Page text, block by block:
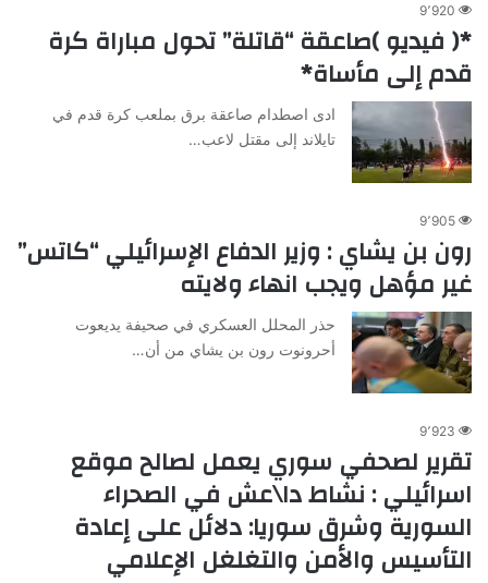
9٬920
*( فيديو )صاعقة “قاتلة” تحول مباراة كرة
قدم إلى مأساة*
ادى اصطدام صاعقة برق بملعب كرة قدم في
تايلاند إلى مقتل لاعب…
9٬905
رون بن يشاي : وزير الدفاع الإسرائيلي “كاتس”
غير مؤهل ويجب انهاء ولايته
حذر المحلل العسكري في صحيفة يديعوت
أحرونوت رون بن يشاي من أن…
9٬923
تقرير لصحفي سوري يعمل لصالح موقع
اسرائيلي : نشاط دا\عش في الصحراء
السورية وشرق سوريا: دلائل على إعادة
التأسيس والأمن والتغلغل الإعلامي